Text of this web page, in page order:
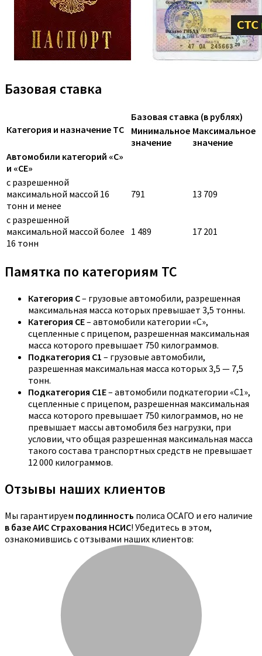
Базовая ставка
Категория и назначение ТС
Базовая ставка (в рублях)
Минимальное
значение
Максимальное
значение
Автомобили категорий «C»
и «CE»
с разрешенной
максимальной массой 16
тонн и менее
791 13 709
с разрешенной
максимальной массой более
16 тонн
1 489 17 201
Памятка по категориям ТС
Категория C– грузовые автомобили, разрешенная
максимальная масса которых превышает 3,5 тонны.
Категория CE– автомобили категории «С»,
сцепленные с прицепом, разрешенная максимальная
масса которого превышает 750 килограммов.
Подкатегория C1 – грузовые автомобили,
разрешенная максимальная масса которых 3,5 — 7,5
тонн.
Подкатегория C1E– автомобили подкатегории «С1»,
сцепленные с прицепом, разрешенная максимальная
масса которого превышает 750 килограммов, но не
превышает массы автомобиля без нагрузки, при
условии, что общая разрешенная максимальная масса
такого состава транспортных средств не превышает
12 000 килограммов.
Отзывы наших клиентов
Мы гарантируем подлинность полиса ОСАГО и его наличие
в базе АИС Страхования НСИС! Убедитесь в этом,
ознакомившись с отзывами наших клиентов: